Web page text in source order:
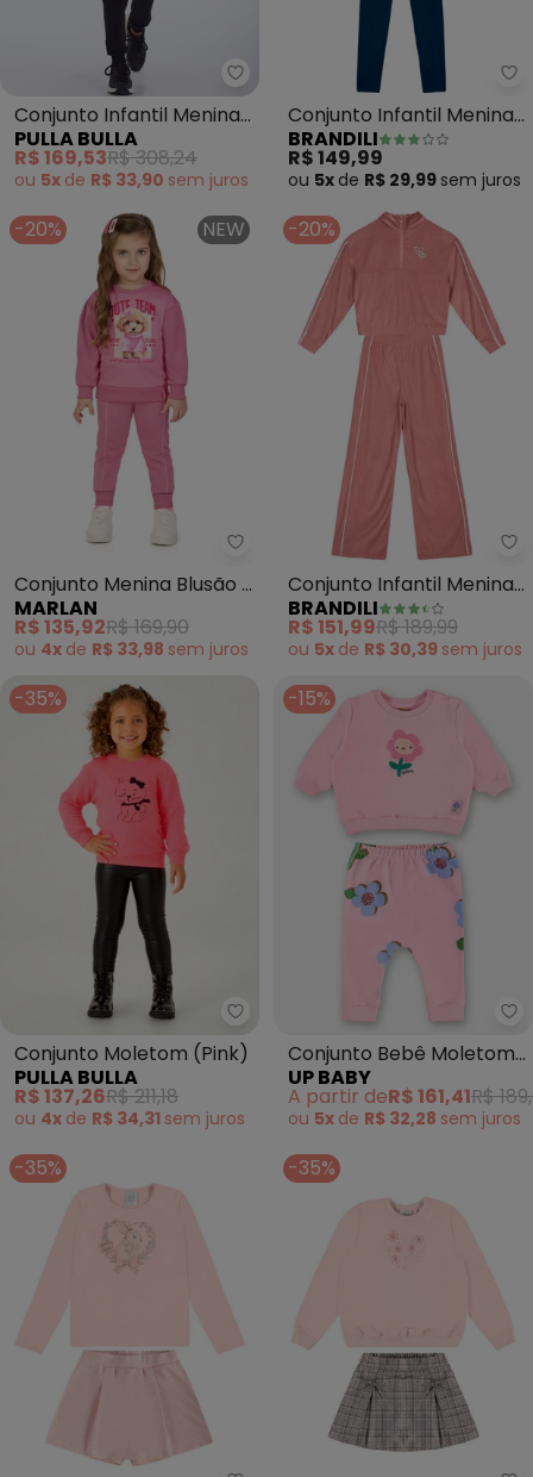
Pulla Bulla - Conjunto Infantil
Conjunto Infantil Menina
Moletom (Rosa)
PULLA BULLA
R$ 169,53R$ 308,24
ou 5x de R$ 33,90 sem juros
Conjunto Infantil Menina
de Corações (Rosa)
BRANDILI
R$ 149,99
ou 5x de R$ 29,99 sem juros
-20% NEW
Marlan - Conjunto Menina
Conjunto Menina Blusão e
Calça em Newtech
(Rosa)
MARLAN
R$ 135,92R$ 169,90
ou 4x de R$ 33,98 sem juros
-20%
Conjunto Infantil Menina
com Coração (Rosa)
BRANDILI
R$ 151,99R$ 189,99
ou 5x de R$ 30,39 sem juros
-35%
Pulla Bulla - Conjunto Moletom
Conjunto Moletom (Pink)
PULLA BULLA
R$ 137,26R$ 211,18
ou 4x de R$ 34,31 sem juros
-15%
Conjunto Bebê Moletom
sem Felpa Rosa
UP BABY
A partir deR$ 161,41R$
ou 5x de R$ 32,28 sem juros
-35% -35%